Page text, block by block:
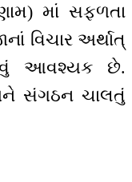
માં સફળતા
વિચાર અર્થાત્
આવશ્યક છે.
સંગઠન ચાલતું